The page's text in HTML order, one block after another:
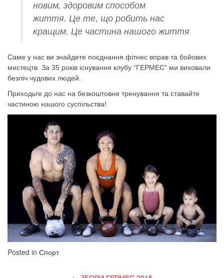
новим, здоровим способом
життя. Це те, що робить нас
кращим. Це частина нашого життя
Саме у нас ви знайдете поєднання фітнес вправ та бойових
мистецтв. За 35 років існування клубу “ГЕРМЕС” ми виховали
безліч чудових людей.
Приходьте до нас на безкоштовне тренування та ставайте
частиною нашого суспільства!
Posted in Спорт